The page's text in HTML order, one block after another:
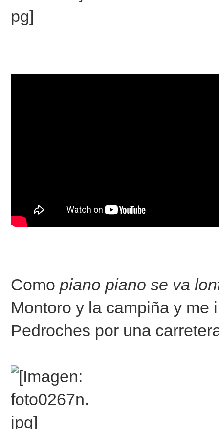
Como piano piano se va
Montoro y la campiña y me
Pedroches por una